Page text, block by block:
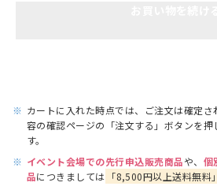
※ カートに入れた時点では、ご注文は確定
容の確認ページの「注文する」ボタンを
す。
※ イベント会場での先行申込販売商品や、 個
品につきましては 「8,500円以上送料無料